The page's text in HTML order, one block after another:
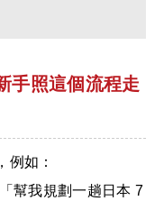
手照這個流程走
例如：
幫我規劃一趟日本 7